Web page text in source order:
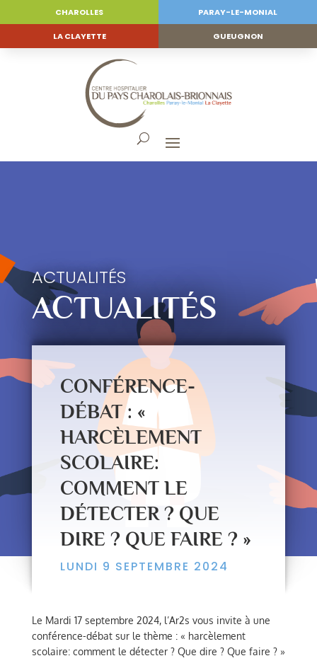
CHAROLLES PARAY-LE-MONIAL
LA CLAYETTE GUEUGNON
ACTUALITÉS
ACTUALITÉS
CONFÉRENCE-
DÉBAT : «
HARCÈLEMENT
SCOLAIRE:
COMMENT LE
DÉTECTER ? QUE
DIRE ? QUE FAIRE ? »
LUNDI 9 SEPTEMBRE 2024
Le Mardi 17 septembre 2024, l’Ar2s vous invite à une
conférence-débat sur le thème : « harcèlement
scolaire: comment le détecter ? Que dire ? Que faire ? »